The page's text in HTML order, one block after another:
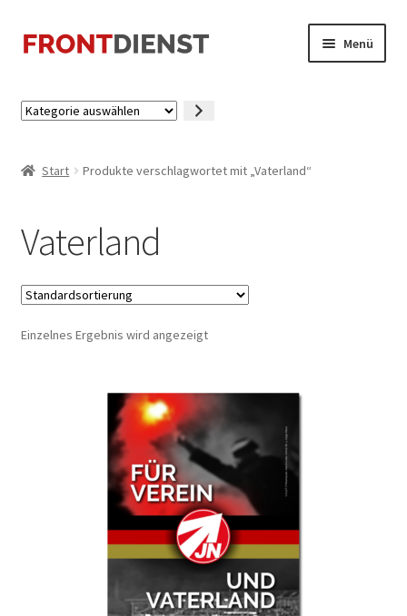
Zur
Navigation
Zum
Inhalt
Menü
Kategorie
Start Produkte verschlagwortet mit „Vaterland“
Vaterland
Einzelnes Ergebnis wird angezeigt